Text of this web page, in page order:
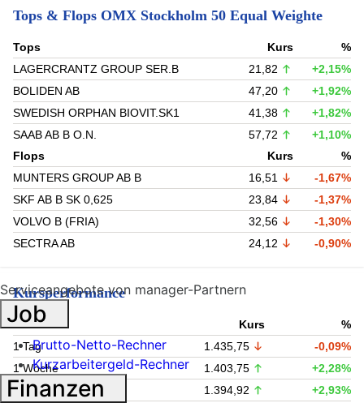
Tops & Flops OMX Stockholm 50 Equal Weighte
Tops Kurs
%
LAGERCRANTZ GROUP SER.B
21,82
+2,15%
BOLIDEN AB
47,20
+1,92%
SWEDISH ORPHAN BIOVIT.SK1
41,38
+1,82%
SAAB AB B O.N.
57,72
+1,10%
Flops
Kurs
%
MUNTERS GROUP AB B
16,51
-1,67%
SKF AB B SK 0,625
23,84
-1,37%
VOLVO B (FRIA)
32,56
-1,30%
SECTRA AB
24,12 -0,90%
Kursperformance
Zeitraum Kurs
%
1 Tag
1.435,75
-0,09%
1 Woche
1.403,75
+2,28%
1 Monat
1.394,92
+2,93%
Serviceangebote von manager-Partnern
Job
Brutto-Netto-Rechner
Kurzarbeitergeld-Rechner
Finanzen